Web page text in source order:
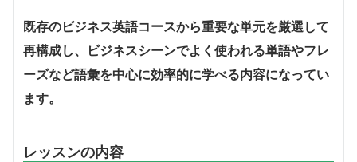
既存のビジネス英語コースから重要な単元を厳選して
再構成し、ビジネスシーンでよく使われる単語やフレ
ーズなど語彙を中心に効率的に学べる内容になってい
ます。
レッスンの内容